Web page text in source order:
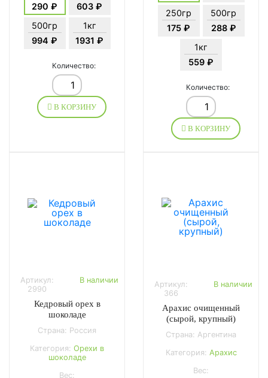
290 ₽
603 ₽
500гр
994 ₽
1кг
1931 ₽
Количество:
В КОРЗИНУ
250гр
175 ₽
500гр
288 ₽
1кг
559 ₽
Количество:
В КОРЗИНУ
Артикул:
2990
В наличии
Кедровый орех в
шоколаде
Страна: Россия
Категория: Орехи в
шоколаде
Вес:
Артикул:
366
В наличии
Арахис очищенный
(сырой, крупный)
Страна: Аргентина
Категория: Арахис
Вес: